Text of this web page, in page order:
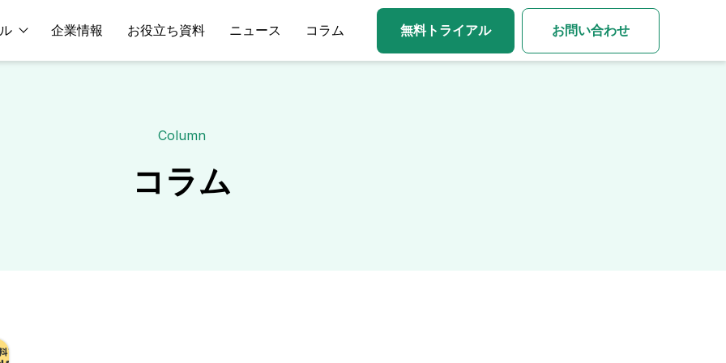
企業情報 お役立ち資料 ニュース コラム 無料トライアル お問い合わせ
Column
コラム